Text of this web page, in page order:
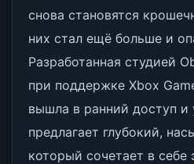
снова становятся
них стал ещё больше и
Разработанная студией
при поддержке Xbox
вышла в ранний доступ и
предлагает глубокий,
который сочетает в себе